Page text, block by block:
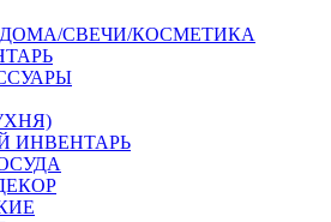
СВЕЧИ/КОСМЕТИКА
ИНВЕНТАРЬ